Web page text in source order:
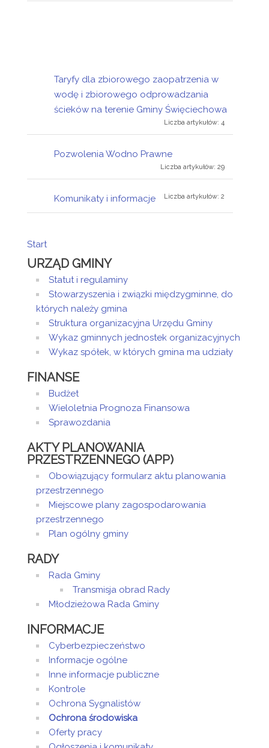
Taryfy dla zbiorowego zaopatrzenia w
wodę i zbiorowego odprowadzania
ścieków na terenie Gminy Święciechowa
Liczba artykułów: 4
Pozwolenia Wodno Prawne
Liczba artykułów: 29
Komunikaty i informacje Liczba artykułów: 2
Start
URZĄD GMINY
Statut i regulaminy
Stowarzyszenia i związki międzygminne, do
których należy gmina
Struktura organizacyjna Urzędu Gminy
Wykaz gminnych jednostek organizacyjnych
Wykaz spółek, w których gmina ma udziały
FINANSE
Budżet
Wieloletnia Prognoza Finansowa
Sprawozdania
AKTY PLANOWANIA
PRZESTRZENNEGO (APP)
Obowiązujący formularz aktu planowania
przestrzennego
Miejscowe plany zagospodarowania
przestrzennego
Plan ogólny gminy
RADY
Rada Gminy
Transmisja obrad Rady
Młodzieżowa Rada Gminy
INFORMACJE
Cyberbezpieczeństwo
Informacje ogólne
Inne informacje publiczne
Kontrole
Ochrona Sygnalistów
Ochrona środowiska
Oferty pracy